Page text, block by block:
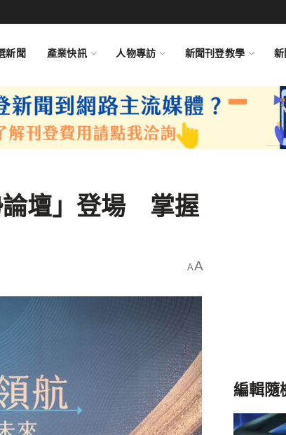
新聞 產業快訊 人物專訪 新聞刊登教學 新
論壇」登場 掌握
AA
編輯隨